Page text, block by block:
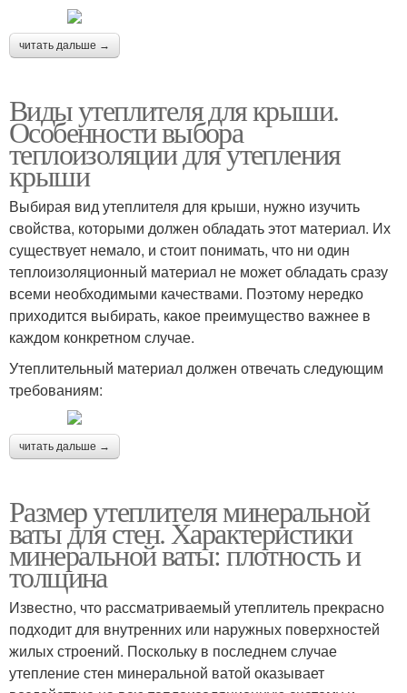
читать дальше →
Виды утеплителя для крыши.
Особенности выбора
теплоизоляции для утепления
крыши
Выбирая вид утеплителя для крыши, нужно изучить
свойства, которыми должен обладать этот материал. Их
существует немало, и стоит понимать, что ни один
теплоизоляционный материал не может обладать сразу
всеми необходимыми качествами. Поэтому нередко
приходится выбирать, какое преимущество важнее в
каждом конкретном случае.
Утеплительный материал должен отвечать следующим
требованиям:
читать дальше →
Размер утеплителя минеральной
ваты для стен. Характеристики
минеральной ваты: плотность и
толщина
Известно, что рассматриваемый утеплитель прекрасно
подходит для внутренних или наружных поверхностей
жилых строений. Поскольку в последнем случае
утепление стен минеральной ватой оказывает